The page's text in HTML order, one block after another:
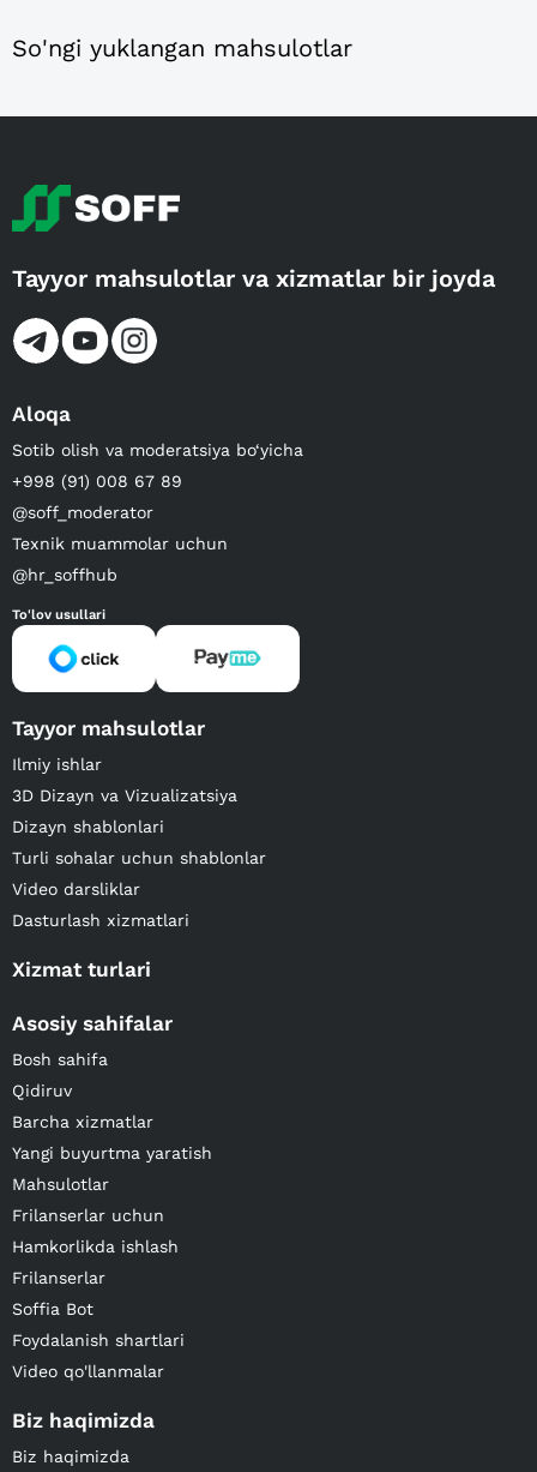
So'ngi yuklangan mahsulotlar
Tayyor mahsulotlar va xizmatlar bir joyda
Aloqa
Sotib olish va moderatsiya bo‘yicha
+998 (91) 008 67 89
@soff_moderator
Texnik muammolar uchun
@hr_soffhub
To'lov usullari
Tayyor mahsulotlar
Ilmiy ishlar
3D Dizayn va Vizualizatsiya
Dizayn shablonlari
Turli sohalar uchun shablonlar
Video darsliklar
Dasturlash xizmatlari
Xizmat turlari
Asosiy sahifalar
Bosh sahifa
Qidiruv
Barcha xizmatlar
Yangi buyurtma yaratish
Mahsulotlar
Frilanserlar uchun
Hamkorlikda ishlash
Frilanserlar
Soffia Bot
Foydalanish shartlari
Video qo'llanmalar
Biz haqimizda
Biz haqimizda